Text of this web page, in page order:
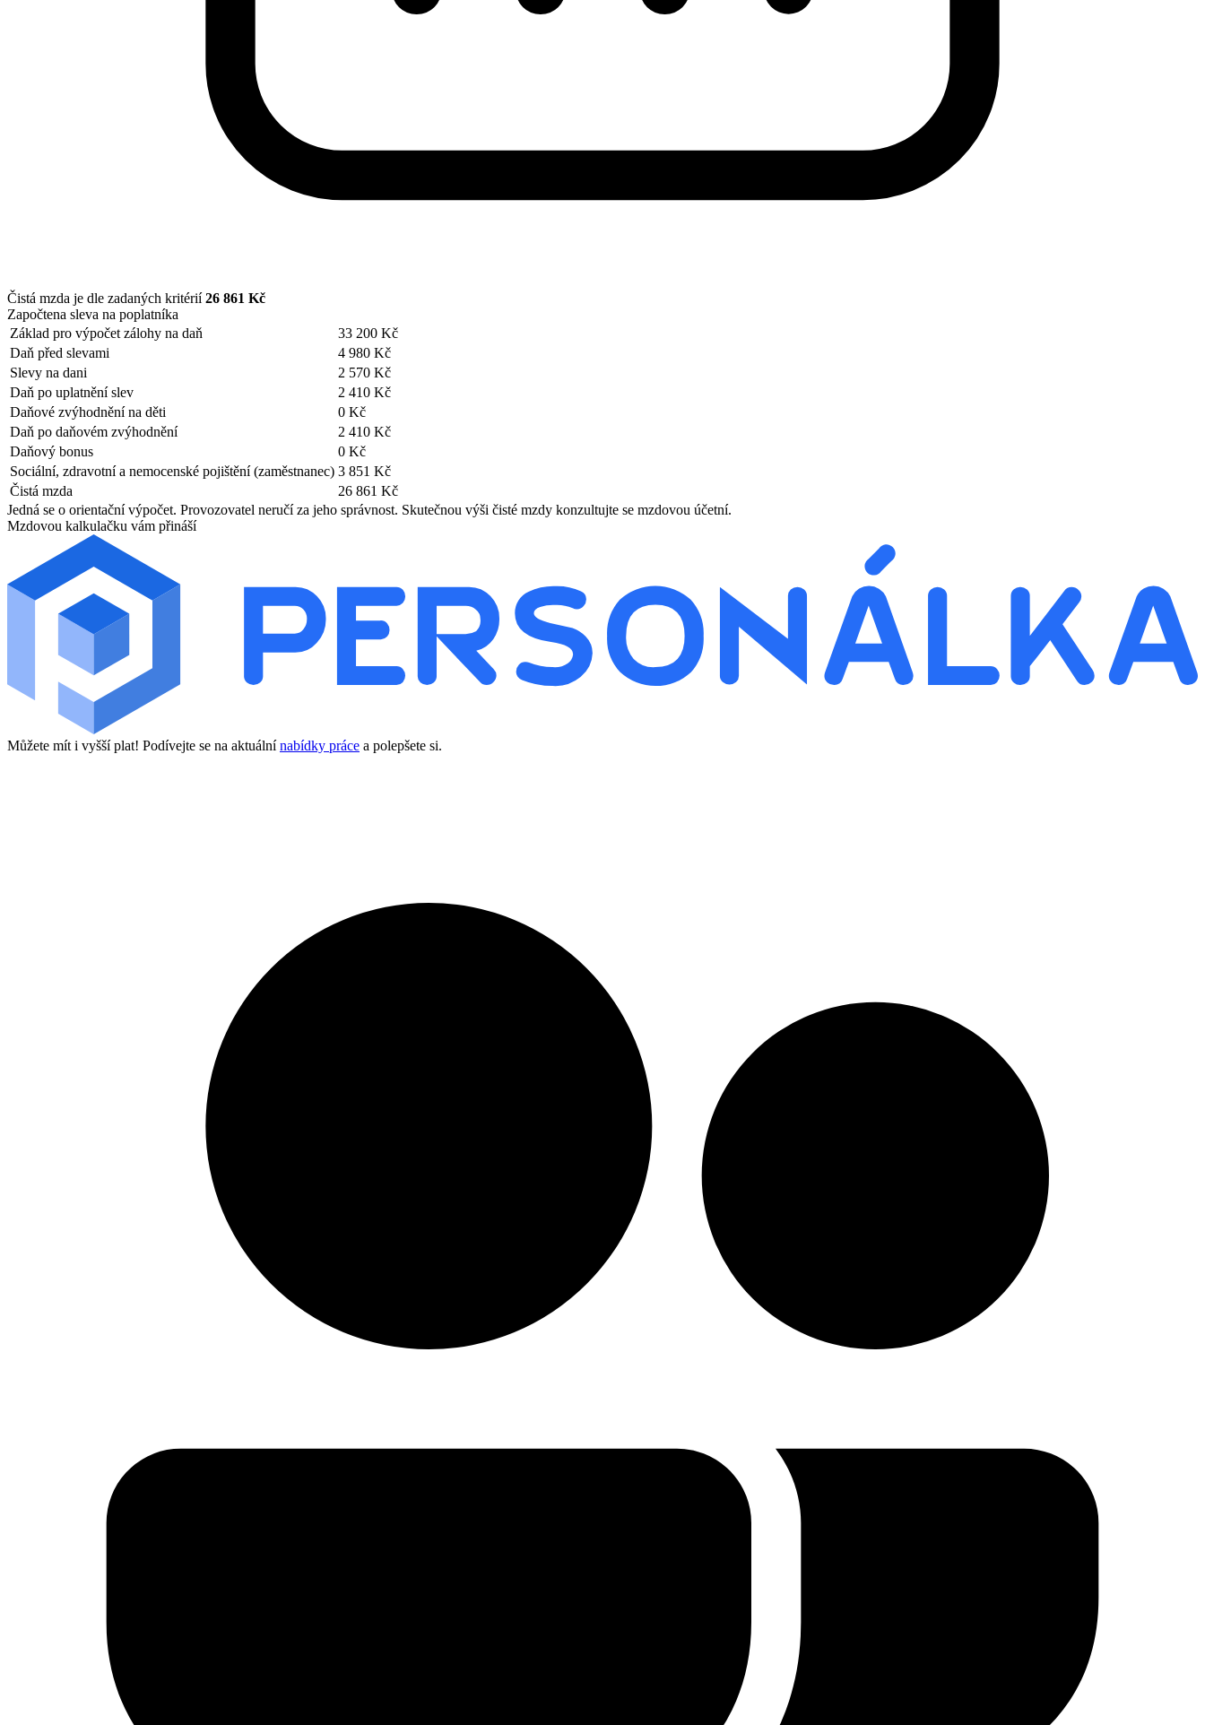
Čistá mzda je dle zadaných kritérií26 861 Kč
Započtena sleva na poplatníka
Základ pro výpočet zálohy na daň
33 200 Kč
Daň před slevami
4 980 Kč
Slevy na dani
2 570 Kč
Daň po uplatnění slev
2 410 Kč
Daňové zvýhodnění na děti
0 Kč
Daň po daňovém zvýhodnění
2 410 Kč
Daňový bonus
0 Kč
Sociální, zdravotní a nemocenské pojištění (zaměstnanec) 3 851 Kč
Čistá mzda
26 861 Kč
Jedná se o orientační výpočet. Provozovatel neručí za jeho správnost. Skutečnou výši čisté mzdy konzultujte se mzdovou účetní.
Mzdovou kalkulačku vám přináší
Můžete mít i vyšší plat! Podívejte se na aktuálnínabídky práce a polepšete si.